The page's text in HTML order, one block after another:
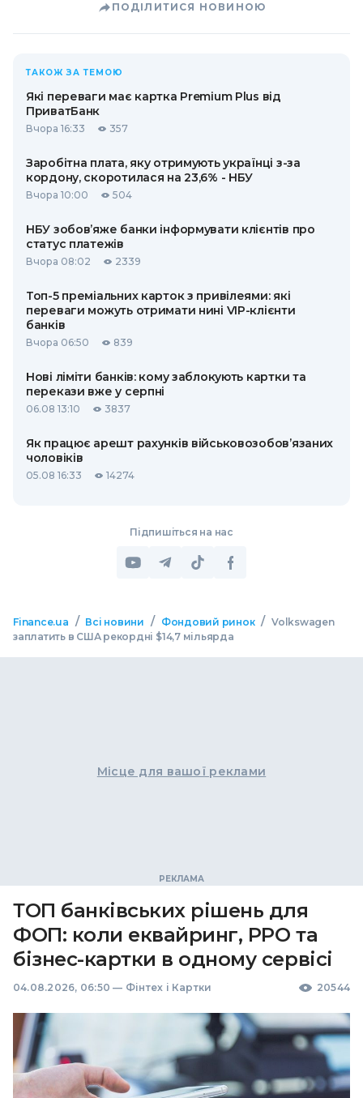
ПОДІЛИТИСЯ НОВИНОЮ
ТАКОЖ ЗА ТЕМОЮ
Які переваги має картка Premium Plus від
ПриватБанк
Вчора 16:33 357
Заробітна плата, яку отримують українці з-за
кордону, скоротилася на 23,6% - НБУ
Вчора 10:00 504
НБУ зобов’яже банки інформувати клієнтів про
статус платежів
Вчора 08:02 2339
Топ-5 преміальних карток з привілеями: які
переваги можуть отримати нині VIP-клієнти
банків
Вчора 06:50 839
Нові ліміти банків: кому заблокують картки та
перекази вже у серпні
06.08 13:10 3837
Як працює арешт рахунків військовозобов’язаних
чоловіків
05.08 16:33 14274
Підпишіться на нас
Finance.ua / Всі новини / Фондовий ринок / Volkswagen
заплатить в США рекордні $14,7 мільярда
Місце для вашої реклами
ТОП банківських рішень для
ФОП: коли еквайринг, РРО та
бізнес-картки в одному сервісі
04.08.2026, 06:50 — Фінтех і Картки 20544